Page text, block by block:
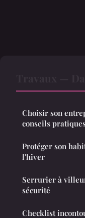
Choisir son
conseils
Protéger son
l'hiver
Serrurier à
sécurité
Checklist